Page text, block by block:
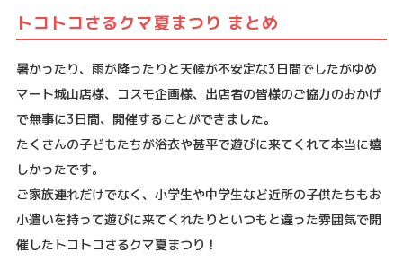
トコトコさるクマ夏まつり まとめ
暑かったり、雨が降ったりと天候が不安定な3日間でしたがゆめ
マート城山店様、コスモ企画様、出店者の皆様のご協力のおかげ
で無事に3日間、開催することができました。
たくさんの子どもたちが浴衣や甚平で遊びに来てくれて本当に嬉
しかったです。
ご家族連れだけでなく、小学生や中学生など近所の子供たちもお
小遣いを持って遊びに来てくれたりといつもと違った雰囲気で開
催したトコトコさるクマ夏まつり！